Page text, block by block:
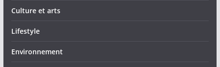
Culture et arts
Lifestyle
Environnement